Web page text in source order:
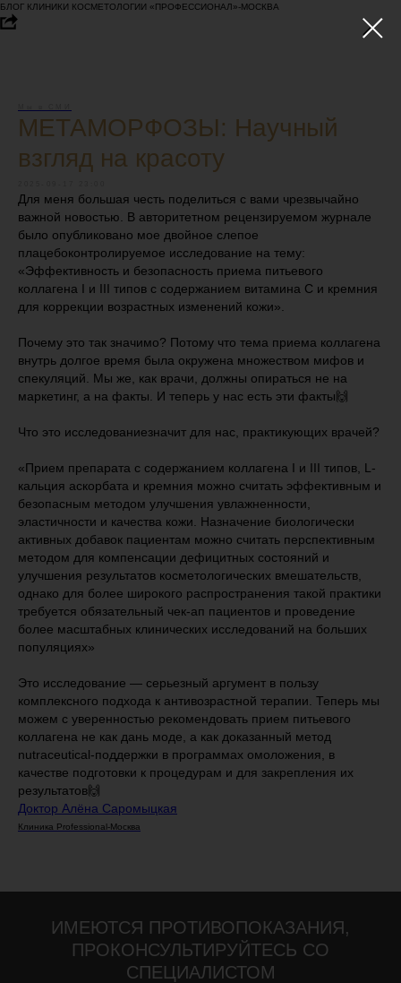
БЛОГ КЛИНИКИ КОСМЕТОЛОГИИ «ПРОФЕССИОНАЛ»-МОСКВА
МЕТАМОРФОЗЫ: Научный
взгляд на красоту
Для меня большая честь поделиться с вами чрезвычайно
важной новостью. В авторитетном рецензируемом журнале
было опубликовано мое двойное слепое
плацебоконтролируемое исследование на тему:
«Эффективность и безопасность приема питьевого
коллагена I и III типов с содержанием витамина С и кремния
для коррекции возрастных изменений кожи».
Почему это так значимо? Потому что тема приема коллагена
внутрь долгое время была окружена множеством мифов и
спекуляций. Мы же, как врачи, должны опираться не на
маркетинг, а на факты. И теперь у нас есть эти факты🙌
Что это исследованиезначит для нас, практикующих врачей?
«Прием препарата с содержанием коллагена I и III типов, L-
кальция аскорбата и кремния можно считать эффективным и
безопасным методом улучшения увлажненности,
эластичности и качества кожи. Назначение биологически
активных добавок пациентам можно считать перспективным
методом для компенсации дефицитных состояний и
улучшения результатов косметологических вмешательств,
однако для более широкого распространения такой практики
требуется обязательный чек-ап пациентов и проведение
более масштабных клинических исследований на больших
популяциях»
Это исследование — серьезный аргумент в пользу
комплексного подхода к антивозрастной терапии. Теперь мы
можем с уверенностью рекомендовать прием питьевого
коллагена не как дань моде, а как доказанный метод
nutraceutical-поддержки в программах омоложения, в
качестве подготовки к процедурам и для закрепления их
результатов🙌
Доктор Алёна Саромыцкая
Клиника Professional-Москва
ИМЕЮТСЯ ПРОТИВОПОКАЗАНИЯ,
ПРОКОНСУЛЬТИРУЙТЕСЬ СО
СПЕЦИАЛИСТОМ